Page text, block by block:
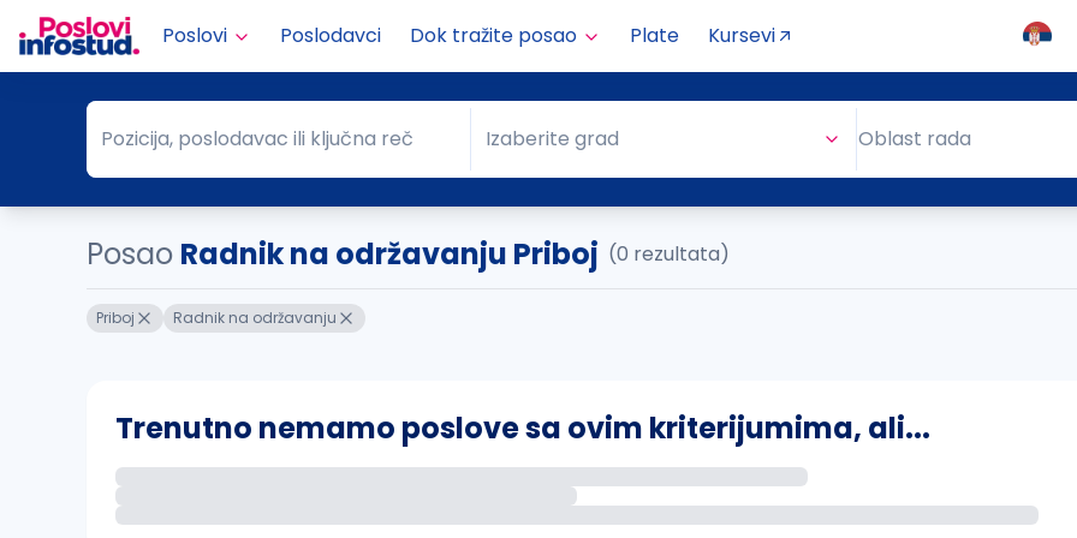
Poslovi Poslodavci Dok tražite posao Plate Kursevi
Pozicija, poslodavac ili ključna reč
Pozicija, poslodavac ili ključna reč Grad
Izaberite grad Oblast rada
Posao Radnik na održavanju Priboj (0 rezultata)
Priboj Radnik na održavanju
Trenutno nemamo poslove sa ovim kriterijumima, ali...